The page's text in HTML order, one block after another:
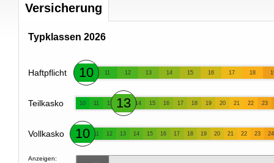
Versicherung
Typklassen 2026
Haftpflicht 10 11 12 13 14 15 16 17 18
Teilkasko 10 11 12 13 14 15 16 17 18 19 20 21 22 23
Vollkasko 10 11 12 13 14 15 16 17 18 19 20 21 22 23 24
Anzeigen: